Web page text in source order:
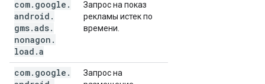
com. google .
android .
gms.ads.
nonagon .
load .a
Запрос на показ
рекламы истек по
времени.
com. google .
Запрос на